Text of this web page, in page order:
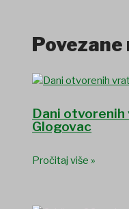
Dani otvorenih
Glogovac
Pročitaj više »